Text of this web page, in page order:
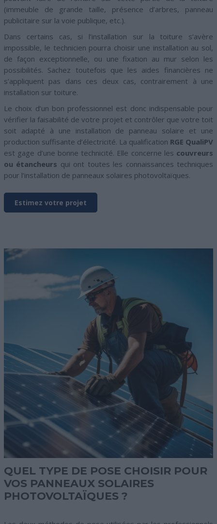
(immeuble de grande taille, présence d’arbres, panneau
publicitaire sur la voie publique, etc.).
Dans certains cas, si l’installation sur la toiture s’avère
impossible, le technicien pourra choisir une installation au sol,
de façon exceptionnelle, ou une fixation au mur selon les
possibilités. Sachez toutefois que les aides financières ne
s’appliquent pas dans ces deux cas, contrairement à une
installation sur toiture.
Le choix d’un bon professionnel est donc indispensable pour
vérifier la faisabilité de votre projet et contrôler que votre toit
soit adapté à une installation de panneau solaire et une
production suffisante d’électricité. La qualification RGE QualiPV
est gage d’une bonne technicité. Elle concerne les couvreurs
ou étancheurs qui ont toutes les connaissances techniques
pour l’installation de panneaux solaires photovoltaïques.
Estimez votre projet
QUEL TYPE DE POSE CHOISIR POUR
VOS PANNEAUX SOLAIRES
PHOTOVOLTAÏQUES ?